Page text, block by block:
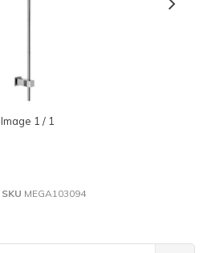
Image 1 / 1
SKU MEGA103094